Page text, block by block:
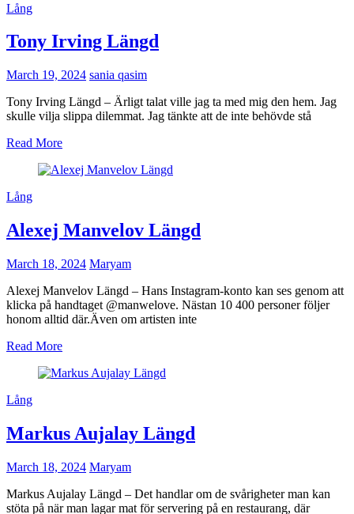
Lång
Tony Irving Längd
March 19, 2024 sania qasim
Tony Irving Längd – Ärligt talat ville jag ta med mig den hem. Jag
skulle vilja slippa dilemmat. Jag tänkte att de inte behövde stå
Read More
Lång
Alexej Manvelov Längd
March 18, 2024 Maryam
Alexej Manvelov Längd – Hans Instagram-konto kan ses genom att
klicka på handtaget @manwelove. Nästan 10 400 personer följer
honom alltid där.Även om artisten inte
Read More
Lång
Markus Aujalay Längd
March 18, 2024 Maryam
Markus Aujalay Längd – Det handlar om de svårigheter man kan
stöta på när man lagar mat för servering på en restaurang, där